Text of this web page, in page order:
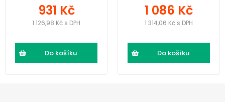
931 Kč
1 126,98 Kč s DPH
Do košíku
1 086 Kč
1 314,06 Kč s DPH
Do košíku